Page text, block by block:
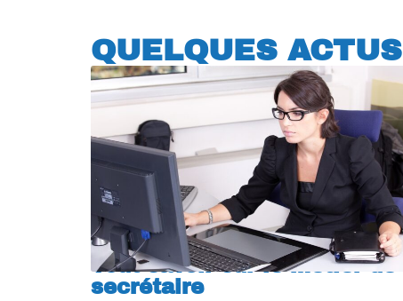
QUELQUES ACTUS
Tout savoir sur le métier de
secrétaire